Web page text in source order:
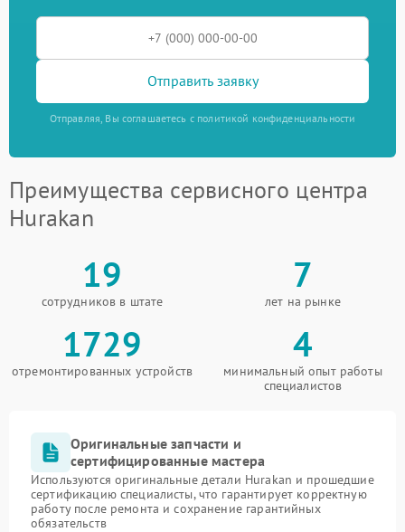
Отправить заявку
Отправляя, Вы соглашаетесь с политикой конфиденциальности
Преимущества сервисного центра
Hurakan
19
сотрудников в штате
7
лет на рынке
1729
отремонтированных устройств
4
минимальный опыт работы
специалистов
Оригинальные запчасти и
сертифицированные мастера
Используются оригинальные детали Hurakan и прошедшие
сертификацию специалисты, что гарантирует корректную
работу после ремонта и сохранение гарантийных
обязательств